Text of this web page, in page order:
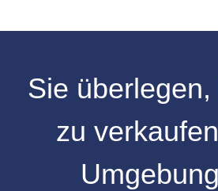
Sie überlegen,
zu verkaufen